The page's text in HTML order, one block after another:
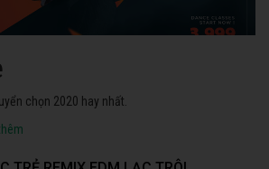
chọn 2020 hay nhất.